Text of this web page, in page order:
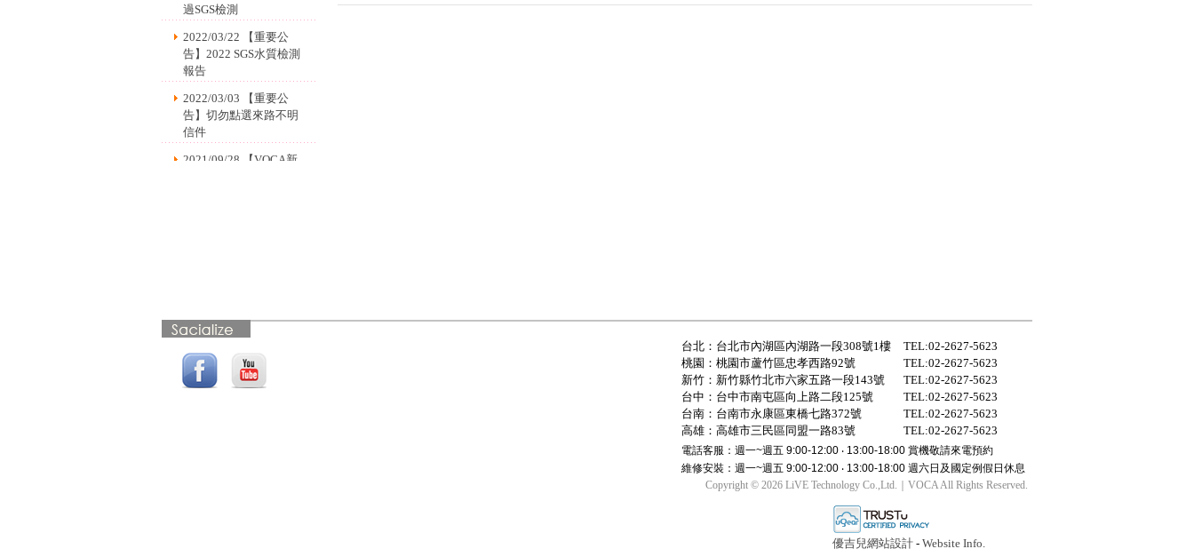
過SGS檢測
2022/03/22 【重要公
告】2022 SGS水質檢測
報告
2022/03/03 【重要公
告】切勿點選來路不明
信件
2021/09/28 【VOCA新
2021/05/17 VOCA水新
鮮 防疫宣導與公告
2018/03/06 【公告】
VOCA水新鮮LINE@好
台北：台北市內湖區內湖路一段308號1樓
TEL:02-2627-5623
桃園：桃園市蘆竹區忠孝西路92號
TEL:02-2627-5623
新竹：新竹縣竹北市六家五路一段143號
TEL:02-2627-5623
台中：台中市南屯區向上路二段125號
TEL:02-2627-5623
台南：台南市永康區東橋七路372號
TEL:02-2627-5623
高雄：高雄市三民區同盟一路83號
TEL:02-2627-5623
電話客服：週一~週五 9:00-12:00 ‧ 13:00-18:00 賞機敬請來電預約
維修安裝：週一~週五 9:00-12:00 ‧ 13:00-18:00 週六日及國定例假日休息
Copyright © 2026 LiVE Technology Co.,Ltd.｜VOCA All Rights Reserved.
優吉兒網站設計 - Website Info.